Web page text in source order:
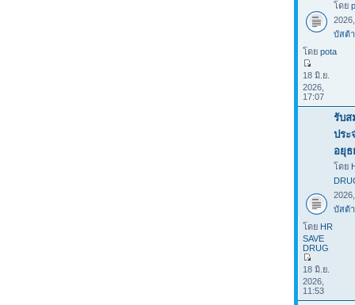
โดย
บัสต้า
โดย pota
18 มิ.ย.
2026,
17:07
รับส
ประ
อยุ
โดย
บัสต้า
โดย HR
SAVE
DRUG
18 มิ.ย.
2026,
11:53